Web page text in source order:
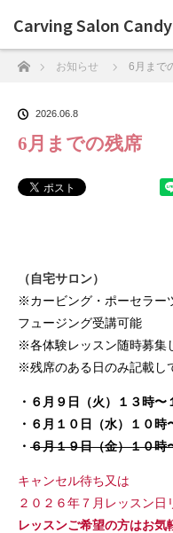
Carving Salon Candy
ホームお知らせ 6月まで
2026.06.8
6月までの残席
（自宅サロン）
※カービング・ポーセラー
フュージング受講可能
※各体験レッスン随時募集
※残席のある日のみ記載し
・６月９日（火）１３時〜
・６月１０日（水）１０時
・ ６月１９日（金）１０時
キャンセル待ち又は
２０２６年７月レッスン日
レッスンご希望の方はお気